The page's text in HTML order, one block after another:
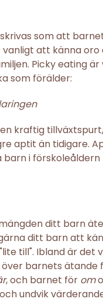
som att
att känna
Picky eating
som förälder:
kraftig
aptit än tidigare.
i
ditt barn
ditt barn att
till". Ibland är det
barnets
, och barnet för om
undvik värderande